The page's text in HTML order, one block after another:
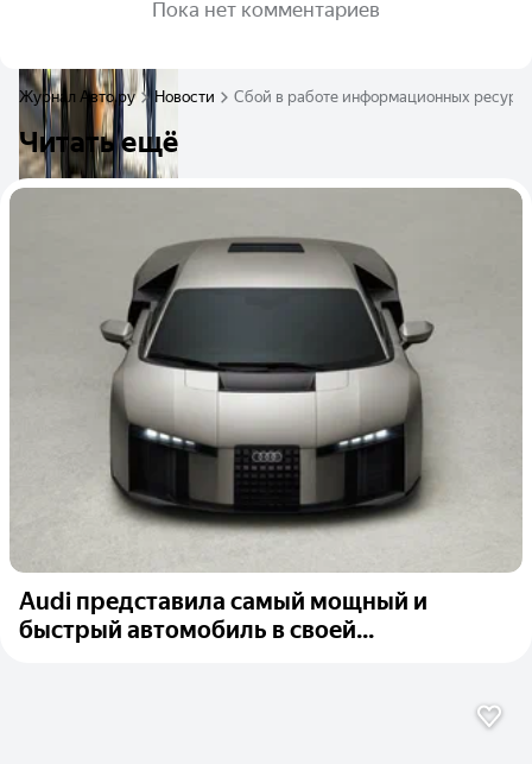
Пока нет комментариев
Журнал Авто.ру Новости Сбой в работе информационных
Читать ещё
Audi представила самый мощный и
быстрый автомобиль в своей...